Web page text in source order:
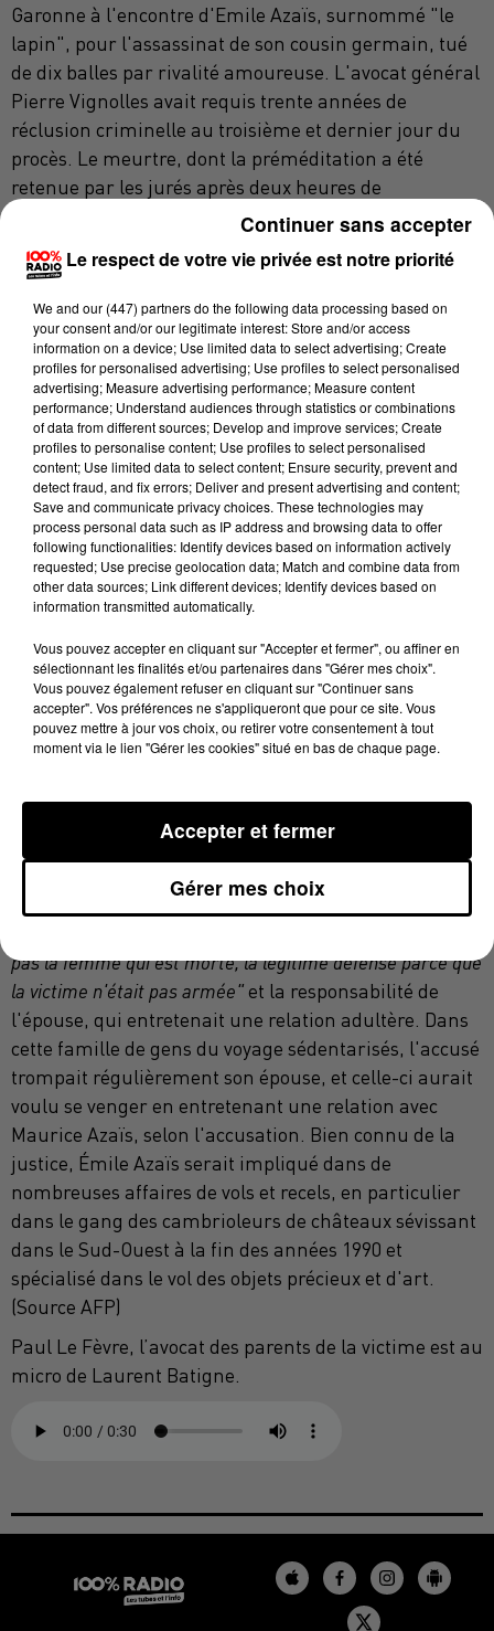
Garonne à l'encontre d'Emile Azaïs, surnommé "le
lapin", pour l'assassinat de son cousin germain, tué
de dix balles par rivalité amoureuse. L'avocat général
Pierre Vignolles avait requis trente années de
réclusion criminelle au troisième et dernier jour du
procès. Le meurtre, dont la préméditation a été
retenue par les jurés après deux heures de
délibération, s'est déroulé dans la communauté des
et-Garonne) quand la victime, Maurice Azaïs, 40 ans,
était venu chez son cousin Emile, 39 ans, pour voir
l'épouse de l'accusé avec laquelle il entretenait une
relation amoureuse. Pour l'avocat général, le
caractère prémédité du meurtre ne faisait pas
de doute:"Emile Azaïs avait, avant les faits, menacé par
écrit"la victime qui"avait dû le désarmer à deux
reprises", a-t-il déclaré mercredi. En outre, l'accusé
"avait une arme sur lui, le soir des faits", a poursuivi le
magistrat. Et s'il n'était pas forcément au courant de
l'arrivée de son cousin, il a tiré à six reprises avec son
pistolet puis il"est revenu dans sa maison pour
s'emparer de son fusil. Et de tirer trois fois, puis de
recharger et retirer à bout portant sur le corps au sol", a
renchéri M. Vignolles."Ce n'est pas un problème
d'amour mais d'honneur bafoué",a-t-il martelé,
évoquant la personnalité de l'accusé, un délinquant
condamné à cinq reprises, toxicomane, qui trompait
travaillait. Cette affaire est celle
sommation. C'est une boucherie"
représentant du ministère public. Mardi soir, les
pas la femme qui est morte, la légitime défense parce que
la victime n'était pas armée" et la responsabilité de
l'épouse, qui entretenait une relation adultère. Dans
cette famille de gens du voyage sédentarisés, l'accusé
trompait régulièrement son épouse, et celle-ci aurait
voulu se venger en entretenant une relation avec
Maurice Azaïs, selon l'accusation. Bien connu de la
justice, Émile Azaïs serait impliqué dans de
nombreuses affaires de vols et recels, en particulier
dans le gang des cambrioleurs de châteaux sévissant
dans le Sud-Ouest à la fin des années 1990 et
spécialisé dans le vol des objets précieux et d'art.
(Source AFP)
Paul Le Fèvre, l’avocat des parents de la victime est au
micro de Laurent Batigne. ​
Le respect de votre vie privée est notre priorité
We and our (447) partnersdo the following data processing based on
your consent and/or our legitimate interest: Store and/or access
information on a device; Use limited data to select advertising; Create
profiles for personalised advertising; Use profiles to select personalised
advertising; Measure advertising performance; Measure content
performance; Understand audiences through statistics or combinations
of data from different sources; Develop and improve services; Create
profiles to personalise content; Use profiles to select personalised
content; Use limited data to select content; Ensure security, prevent and
detect fraud, and fix errors; Deliver and present advertising and content;
Save and communicate privacy choices. These technologies may
process personal data such as IP address and browsing data to offer
following functionalities: Identify devices based on information actively
requested; Use precise geolocation data; Match and combine data from
other data sources; Link different devices; Identify devices based on
information transmitted automatically.
Vous pouvez accepter en cliquant sur "Accepter et fermer", ou affiner en
sélectionnant les finalités et/ou partenaires dans "Gérer mes choix".
Vous pouvez également refuser en cliquant sur "Continuer sans
accepter". Vos préférences ne s'appliqueront que pour ce site. Vous
pouvez mettre à jour vos choix, ou retirer votre consentement à tout
moment via le lien "Gérer les cookies" situé en bas de chaque page.
Gérer mes choix
Accepter et fermer
Continuer sans accepter